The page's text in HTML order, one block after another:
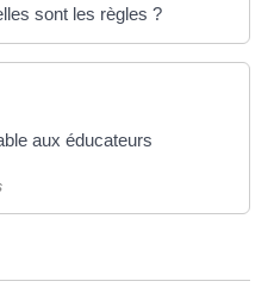
sont les règles ?
aux éducateurs